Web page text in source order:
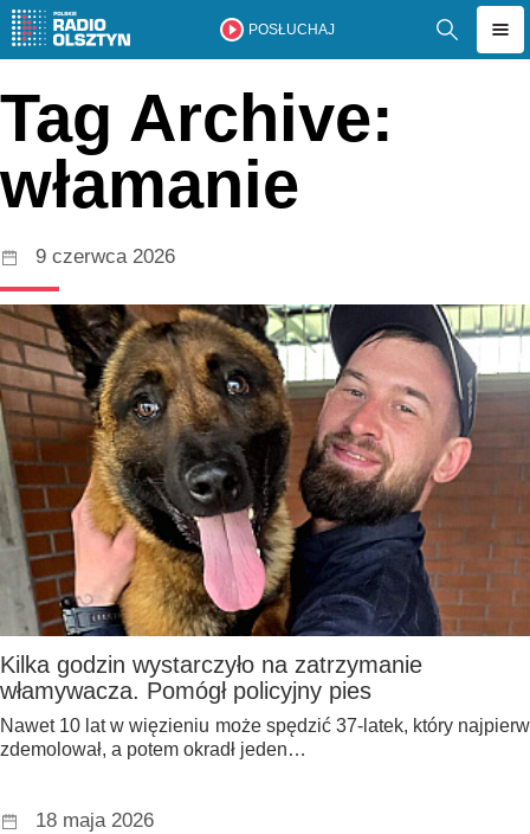
POSŁUCHAJ
Tag Archive:
włamanie
9 czerwca 2026
Kilka godzin wystarczyło na zatrzymanie
włamywacza. Pomógł policyjny pies
Nawet 10 lat w więzieniu może spędzić 37-latek, który najpierw
zdemolował, a potem okradł jeden…
18 maja 2026